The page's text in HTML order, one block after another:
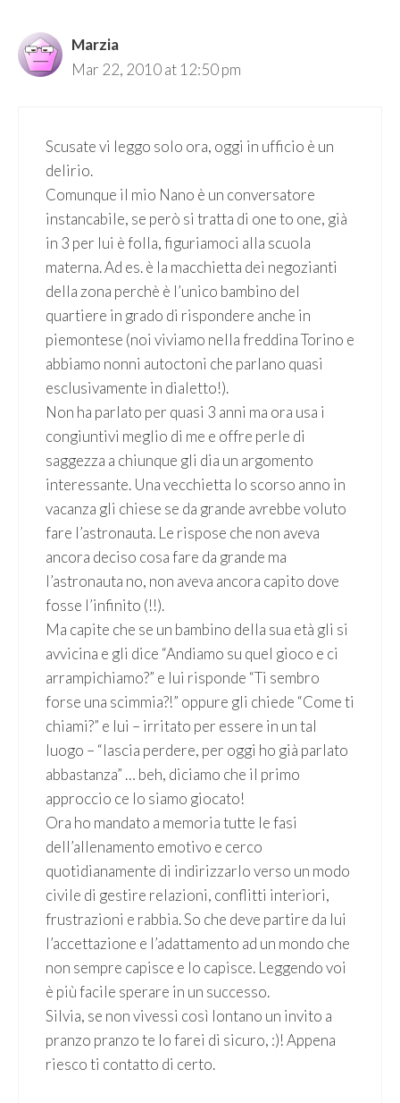
Marzia
Mar 22, 2010 at 12:50 pm
Scusate vi leggo solo ora, oggi in ufficio è un
delirio.
Comunque il mio Nano è un conversatore
instancabile, se però si tratta di one to one, già
in 3 per lui è folla, figuriamoci alla scuola
materna. Ad es. è la macchietta dei negozianti
della zona perchè è l’unico bambino del
quartiere in grado di rispondere anche in
piemontese (noi viviamo nella freddina Torino e
abbiamo nonni autoctoni che parlano quasi
esclusivamente in dialetto!).
Non ha parlato per quasi 3 anni ma ora usa i
congiuntivi meglio di me e offre perle di
saggezza a chiunque gli dia un argomento
interessante. Una vecchietta lo scorso anno in
vacanza gli chiese se da grande avrebbe voluto
fare l’astronauta. Le rispose che non aveva
ancora deciso cosa fare da grande ma
l’astronauta no, non aveva ancora capito dove
fosse l’infinito (!!).
Ma capite che se un bambino della sua età gli si
avvicina e gli dice “Andiamo su quel gioco e ci
arrampichiamo?” e lui risponde “Ti sembro
forse una scimmia?!” oppure gli chiede “Come ti
chiami?” e lui – irritato per essere in un tal
luogo – “lascia perdere, per oggi ho già parlato
abbastanza” … beh, diciamo che il primo
approccio ce lo siamo giocato!
Ora ho mandato a memoria tutte le fasi
dell’allenamento emotivo e cerco
quotidianamente di indirizzarlo verso un modo
civile di gestire relazioni, conflitti interiori,
frustrazioni e rabbia. So che deve partire da lui
l’accettazione e l’adattamento ad un mondo che
non sempre capisce e lo capisce. Leggendo voi
è più facile sperare in un successo.
Silvia, se non vivessi così lontano un invito a
pranzo pranzo te lo farei di sicuro, :)! Appena
riesco ti contatto di certo.